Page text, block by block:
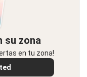
su zona
en tu zona!